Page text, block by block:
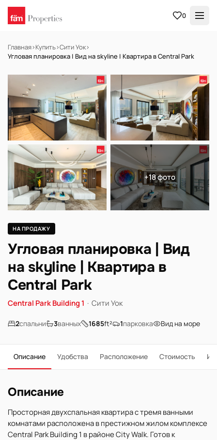
0
Главная›Купить›Сити Уок›
Угловая планировка | Вид на skyline | Квартира в Central Park
Готов к заселению
+18 фото
НА ПРОДАЖУ
Угловая планировка | Вид
на skyline | Квартира в
Central Park
Central Park Building 1 · Сити Уок
2спальни 3ванных 1685ft² 1парковка Вид на море
Описание Удобства Расположение Стоимость
Описание
Просторная двухспальная квартира с тремя ванными
комнатами расположена в престижном жилом комплексе
Central Park Building 1 в районе City Walk. Готов к